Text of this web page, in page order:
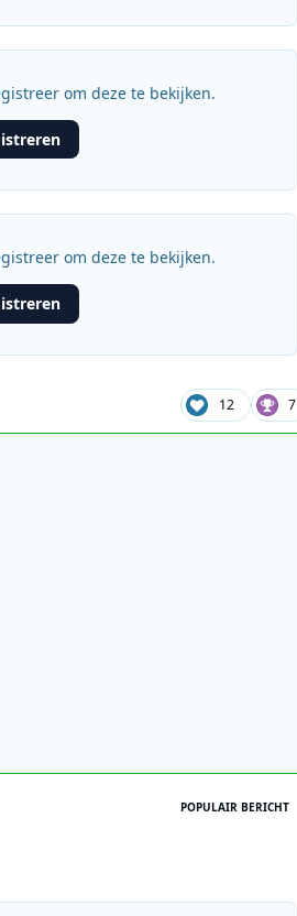
om deze te bekijken.
om deze te bekijken.
12 7
POPULAIR BERICHT